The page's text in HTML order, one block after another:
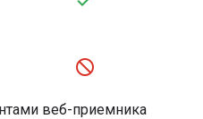
веб-приемника